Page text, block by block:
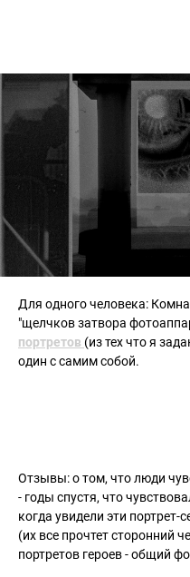
Для одного человека:
"щелчков затвора
портретов (из тех что я
один с самим собой.
Отзывы: о том, что люди
- годы спустя, что
когда увидели эти
(их все прочтет сторонний
портретов героев - общий